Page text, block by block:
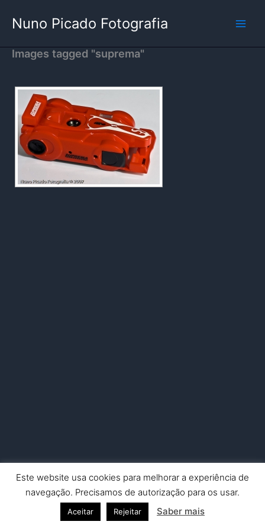
Nuno Picado Fotografia
Images tagged "suprema"
Copyright © 2026 Nuno Picado Fotografia | Powered byAstra
WordPress Theme
Este website usa cookies para melhorar a experiência de
navegação. Precisamos de autorização para os usar.
Aceitar Rejeitar Saber mais